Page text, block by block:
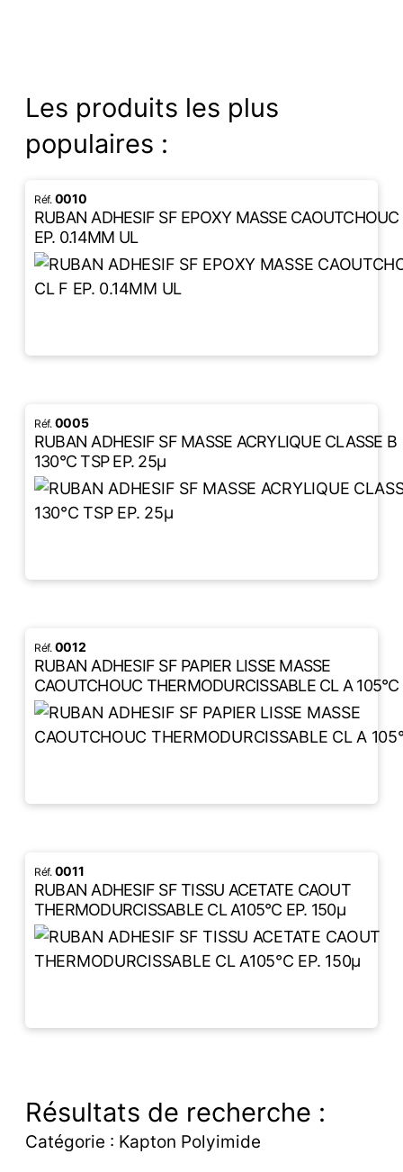
Les produits les plus
populaires :
RUBAN ADHESIF SF EPOXY MASSE CAOUTCHOUC
EP. 0.14MM UL
0010
RUBAN ADHESIF SF MASSE ACRYLIQUE CLASSE B
130°C TSP EP. 25µ
0005
RUBAN ADHESIF SF PAPIER LISSE MASSE
CAOUTCHOUC THERMODURCISSABLE CL A 105°C
0012
RUBAN ADHESIF SF TISSU ACETATE CAOUT
THERMODURCISSABLE CL A105°C EP. 150µ
0011
Résultats de recherche :
Catégorie : Kapton Polyimide